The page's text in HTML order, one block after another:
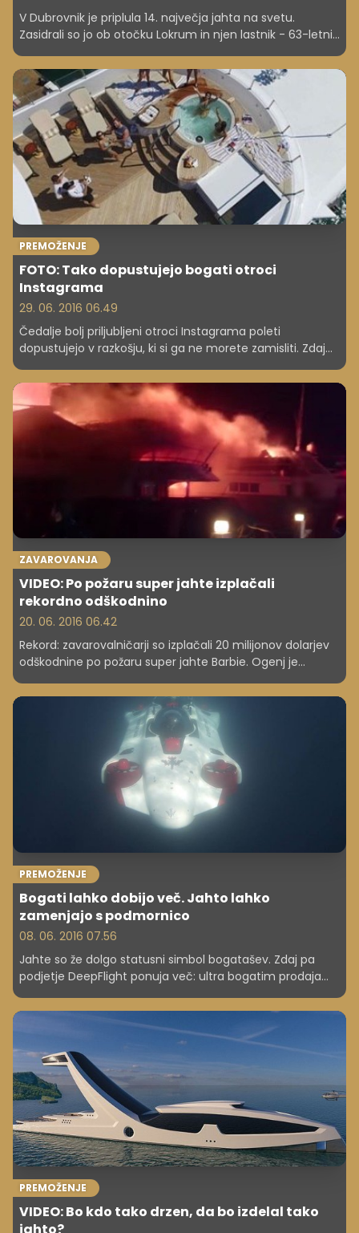
V Dubrovnik je priplula 14. največja jahta na svetu.
Zasidrali so jo ob otočku Lokrum in njen lastnik - 63-letni
šejk Hamad bin Khalifa Al Thani - se je nato z gliserjem
odpravil na obalo, kjer si je ogledal staro mestno jedro in
kosil v eni od restavracij.
PREMOŽENJE
FOTO: Tako dopustujejo bogati otroci
Instagrama
29. 06. 2016 06.49
Čedalje bolj priljubljeni otroci Instagrama poleti
dopustujejo v razkošju, ki si ga ne morete zamisliti. Zdaj
prav tekmujejo, kdo bo objavil fotografijo z najbolj
luksuznih počitnic.
ZAVAROVANJA
VIDEO: Po požaru super jahte izplačali
rekordno odškodnino
20. 06. 2016 06.42
Rekord: zavarovalničarji so izplačali 20 milijonov dolarjev
odškodnine po požaru super jahte Barbie. Ogenj je
izbruhnil na sosednji super jahti, ognjeni zublji pa so se
hitro širili in uničili obe luksuzni plovili.
PREMOŽENJE
Bogati lahko dobijo več. Jahto lahko
zamenjajo s podmornico
08. 06. 2016 07.56
Jahte so že dolgo statusni simbol bogatašev. Zdaj pa
podjetje DeepFlight ponuja več: ultra bogatim prodaja
izpita.
PREMOŽENJE
VIDEO: Bo kdo tako drzen, da bo izdelal tako
jahto?